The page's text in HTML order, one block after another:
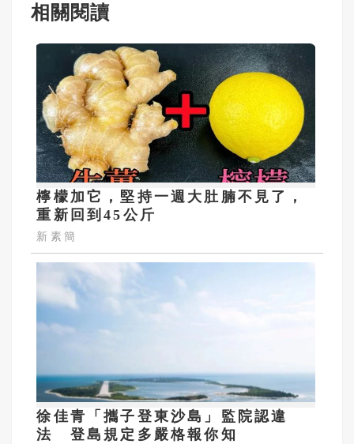
相關閱讀
檸檬加它，堅持一週大肚腩不見了，
重新回到45公斤
新素簡
徐佳青「攜子登東沙島」監院認違
法 登島規定多嚴格報你知